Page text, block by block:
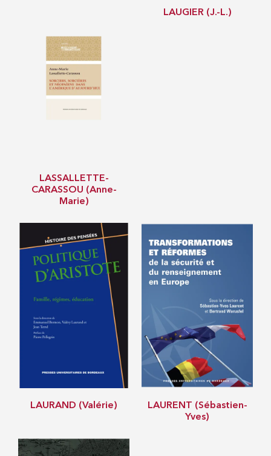
LASSALLETTE-
CARASSOU (Anne-
Marie)
LAUGIER (J.-L.)
LAURAND (Valérie)
LAURENT (Sébastien-
Yves)